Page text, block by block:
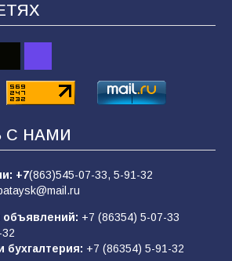
20 наград с областных
— это
вброс
не возьмёшь»: почему
о мобилизации — это
С НАМИ
+7(863)545-07-33, 5-91-32
+7 (86354) 5-07-33
бухгалтерия: +7 (86354) 5-91-32